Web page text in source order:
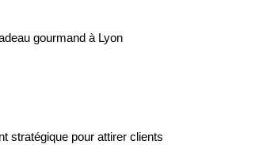
gourmand à Lyon
stratégique pour attirer clients